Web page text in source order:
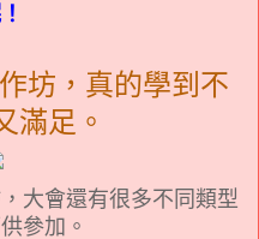
坊，真的學到不
滿足。
大會還有很多不同類型
參加。